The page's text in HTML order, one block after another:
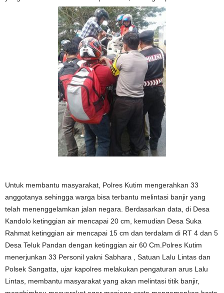
Untuk membantu masyarakat, Polres Kutim mengerahkan 33
anggotanya sehingga warga bisa terbantu melintasi banjir yang
telah menenggelamkan jalan negara. Berdasarkan data, di Desa
Kandolo ketinggian air mencapai 20 cm, kemudian Desa Suka
Rahmat ketinggian air mencapai 15 cm dan terdalam di RT 4 dan 5
Desa Teluk Pandan dengan ketinggian air 60 Cm.Polres Kutim
menerjunkan 33 Personil yakni Sabhara , Satuan Lalu Lintas dan
Polsek Sangatta, ujar kapolres melakukan pengaturan arus Lalu
Lintas, membantu masyarakat yang akan melintasi titik banjir,